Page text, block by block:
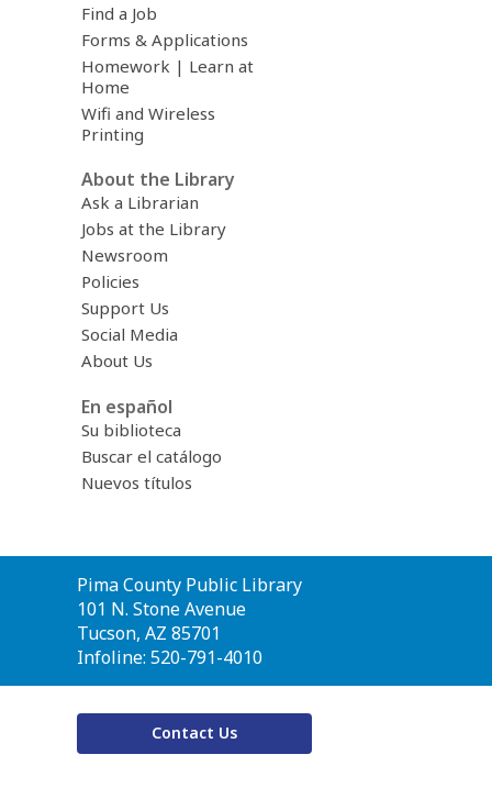
Find a Job
Forms & Applications
Homework | Learn at
Home
Wifi and Wireless
Printing
About the Library
Ask a Librarian
Jobs at the Library
Newsroom
Policies
Support Us
Social Media
About Us
En español
Su biblioteca
Buscar el catálogo
Nuevos títulos
Contact
the
Library
Pima County Public Library
101 N. Stone Avenue
Tucson, AZ 85701
Infoline: 520-791-4010
Contact Us